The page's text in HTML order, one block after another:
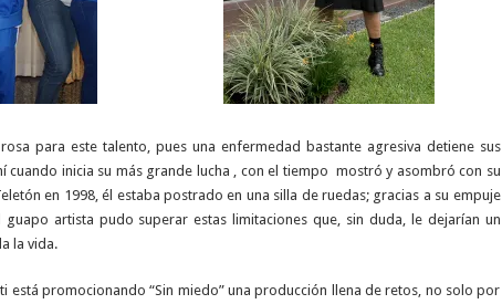
para este talento, pues una enfermedad bastante agresiva detiene sus
cuando inicia su más grande lucha , con el tiempo mostró y asombró con su
en 1998, él estaba postrado en una silla de ruedas; gracias a su empuje
artista pudo superar estas limitaciones que, sin duda, le dejarían un
la vida.
está promocionando “Sin miedo” una producción llena de retos, no solo por